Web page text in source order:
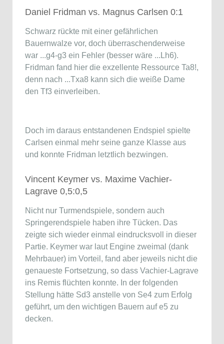
Daniel Fridman vs. Magnus Carlsen 0:1
Schwarz rückte mit einer gefährlichen
Bauernwalze vor, doch überraschenderweise
war ...g4-g3 ein Fehler (besser wäre ...Lh6).
Fridman fand hier die exzellente Ressource Ta8!,
denn nach ...Txa8 kann sich die weiße Dame
den Tf3 einverleiben.
Doch im daraus entstandenen Endspiel spielte
Carlsen einmal mehr seine ganze Klasse aus
und konnte Fridman letztlich bezwingen.
Vincent Keymer vs. Maxime Vachier-
Lagrave 0,5:0,5
Nicht nur Turmendspiele, sondern auch
Springerendspiele haben ihre Tücken. Das
zeigte sich wieder einmal eindrucksvoll in dieser
Partie. Keymer war laut Engine zweimal (dank
Mehrbauer) im Vorteil, fand aber jeweils nicht die
genaueste Fortsetzung, so dass Vachier-Lagrave
ins Remis flüchten konnte. In der folgenden
Stellung hätte Sd3 anstelle von Se4 zum Erfolg
geführt, um den wichtigen Bauern auf e5 zu
decken.